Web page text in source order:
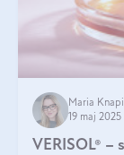
Maria
19 maj 2025
VERISOL® –